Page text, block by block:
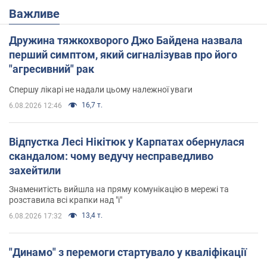
Важливе
Дружина тяжкохворого Джо Байдена назвала
перший симптом, який сигналізував про його
"агресивний" рак
Спершу лікарі не надали цьому належної уваги
6.08.2026 12:46 16,7 т.
Відпустка Лесі Нікітюк у Карпатах обернулася
скандалом: чому ведучу несправедливо
захейтили
Знаменитість вийшла на пряму комунікацію в мережі та
розставила всі крапки над "і"
6.08.2026 17:32 13,4 т.
"Динамо" з перемоги стартувало у кваліфікації